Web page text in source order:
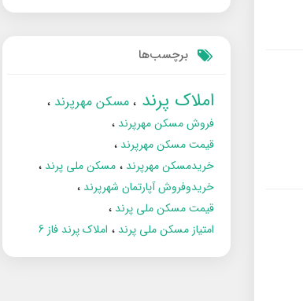
برچسب‌ها
املاک پرند مسکن مهرپرند
فروش مسکن مهرپرند
قیمت مسکن مهرپرند
خریدمسکن مهرپرند
مسکن ملی پرند
خریدوفروش آپارتمان شهرپرند
قیمت مسکن ملی پرند
امتیاز مسکن ملی پرند
املاک پرند فاز 6